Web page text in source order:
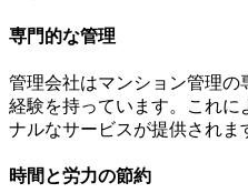
第三者管理方式の
専門的な管理
管理会社はマンション管理の
経験を持っています。これに
ナルなサービスが提供されま
時間と労力の節約